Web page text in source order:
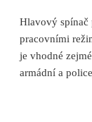
Hlavový spínač
pracovními
je vhodné
armádní a